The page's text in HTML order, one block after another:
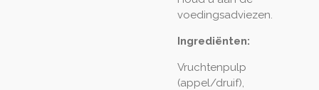
voedingsadviezen.
Ingrediënten:
Vruchtenpulp
(appel/druif),